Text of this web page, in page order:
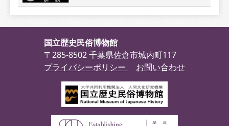
国立歴史民俗博物館
〒285-8502 千葉県佐倉市城内町117
プライバシーポリシー
お問い合わせ